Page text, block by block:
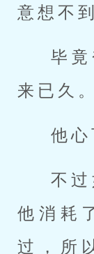
意想不
毕
来已久。
他心
不
他消耗
过，所